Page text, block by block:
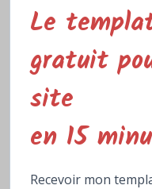
Le
gratuit
site
en 15
Recevoir mon